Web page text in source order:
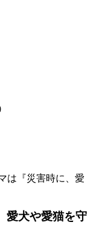
は『災害時に、愛
愛犬や愛猫を守